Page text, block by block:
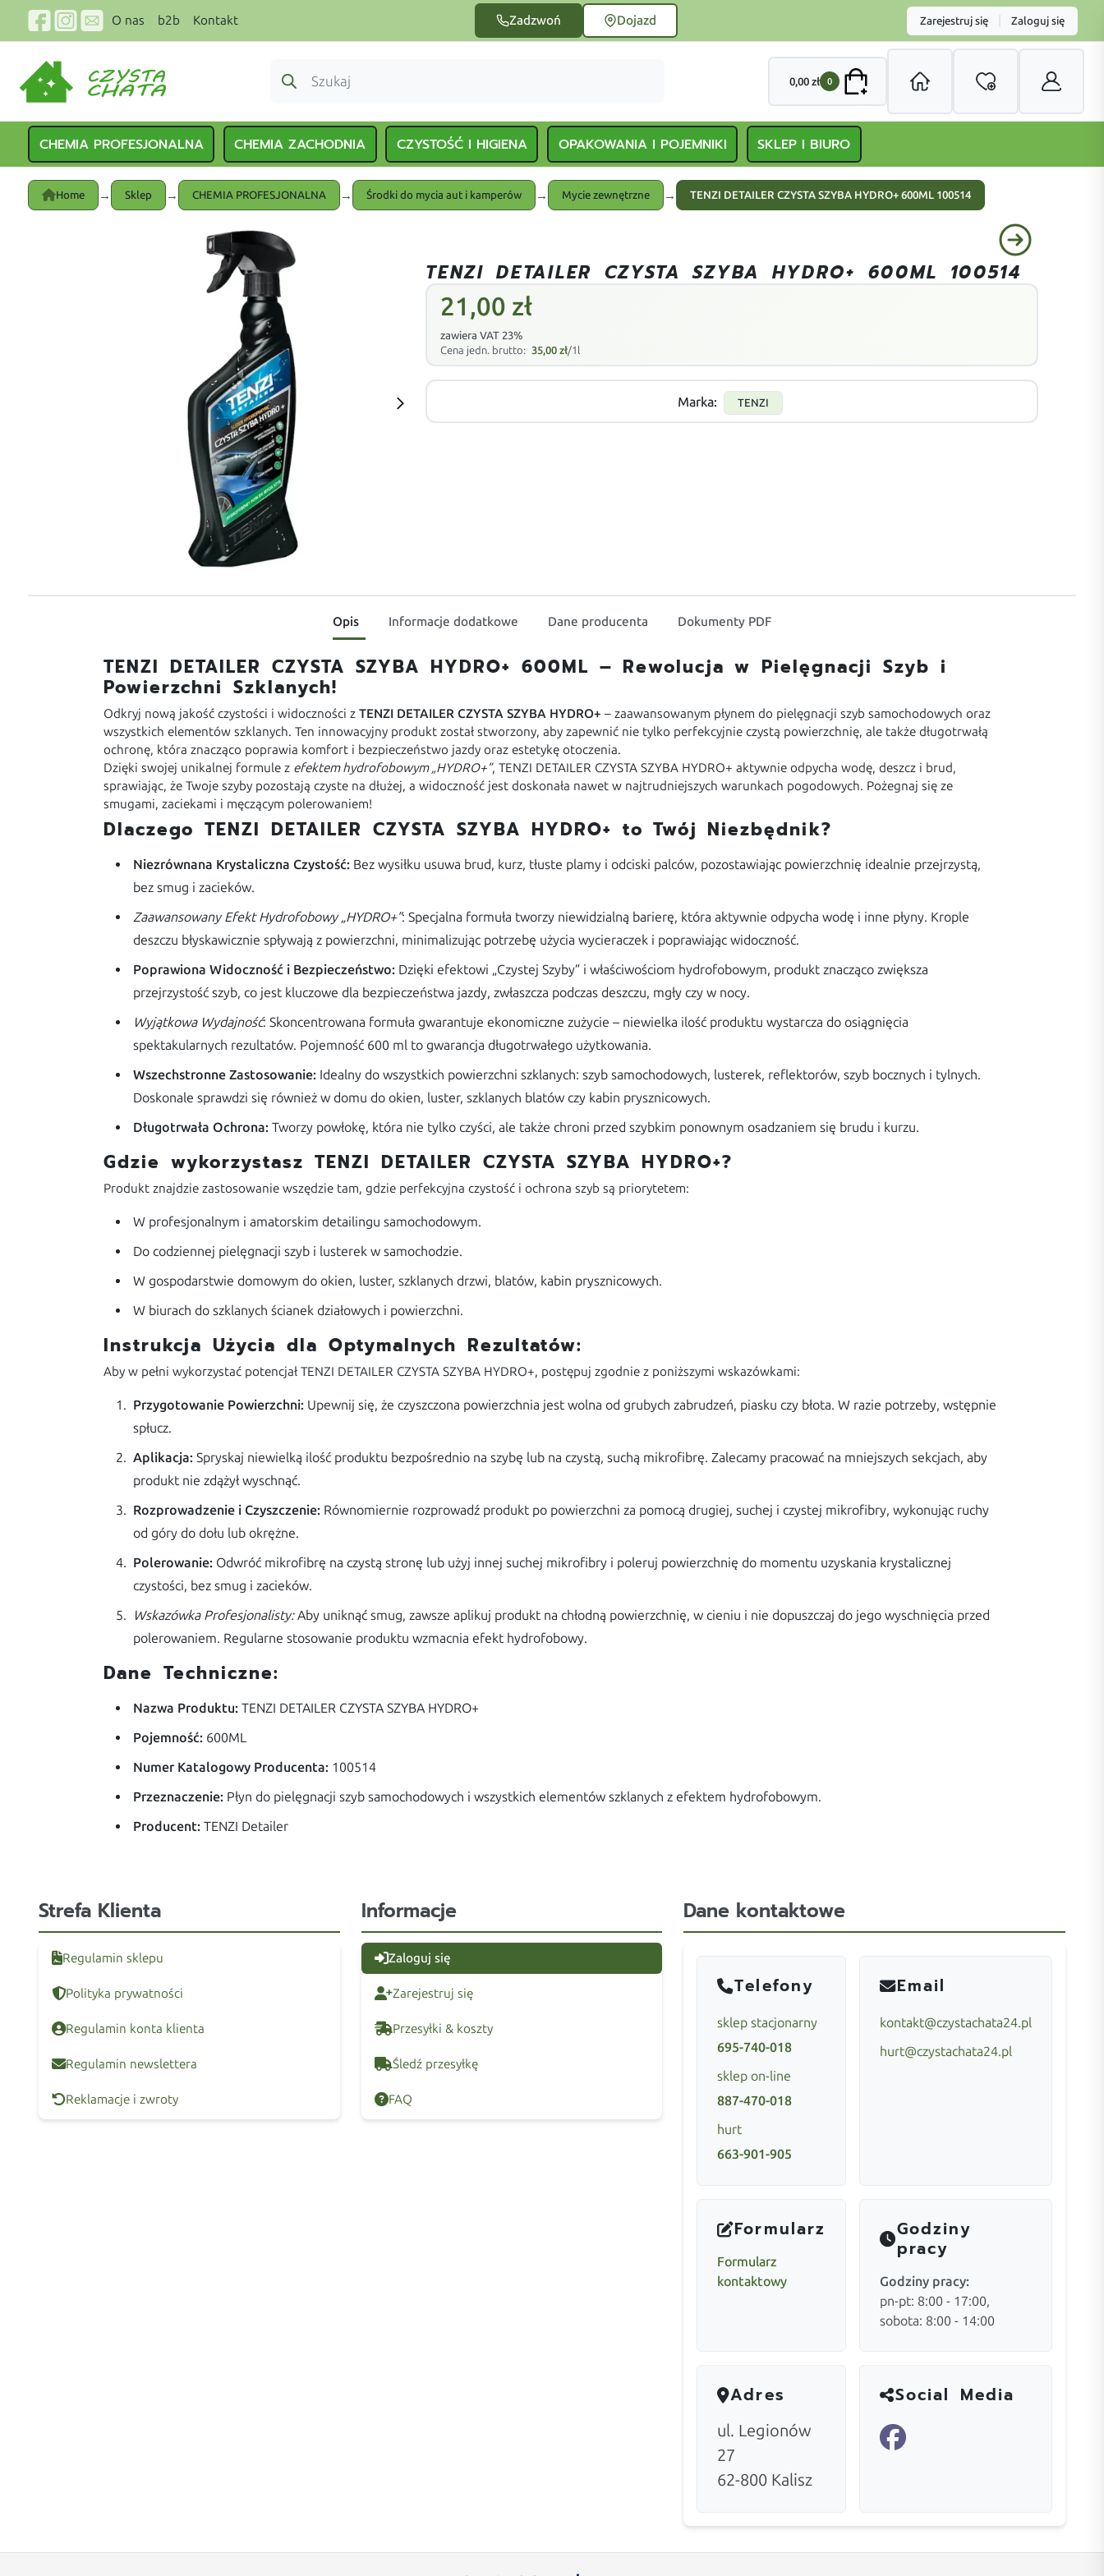
O nas b2b Kontakt Zadzwoń Dojazd Zarejestruj się Zaloguj się
0,00 zł 0
CHEMIA PROFESJONALNA CHEMIA ZACHODNIA CZYSTOŚĆ I HIGIENA OPAKOWANIA I POJEMNIKI SKLEP I BIURO
Home → Sklep → CHEMIA PROFESJONALNA → Środki do mycia aut i kamperów → Mycie zewnętrzne → TENZI DETAILER CZYSTA SZYBA HYDRO+ 600ML 100514
TENZI DETAILER CZYSTA SZYBA HYDRO+ 600ML 100514
21,00 zł
zawiera VAT 23%
Cena jedn. brutto: 35,00zł/1l
Marka: TENZI
Opis Informacje dodatkowe Dane producenta Dokumenty PDF
TENZI DETAILER CZYSTA SZYBA HYDRO+ 600ML – Rewolucja w Pielęgnacji Szyb i
Powierzchni Szklanych!
Odkryj nową jakość czystości i widoczności zTENZI DETAILER CZYSTA SZYBA HYDRO+ – zaawansowanym płynem do pielęgnacji szyb samochodowych oraz
wszystkich elementów szklanych. Ten innowacyjny produkt został stworzony, aby zapewnić nie tylko perfekcyjnie czystą powierzchnię, ale także długotrwałą
ochronę, która znacząco poprawia komfort i bezpieczeństwo jazdy oraz estetykę otoczenia.
Dzięki swojej unikalnej formule z efektem hydrofobowym „HYDRO+”, TENZI DETAILER CZYSTA SZYBA HYDRO+ aktywnie odpycha wodę, deszcz i brud,
sprawiając, że Twoje szyby pozostają czyste na dłużej, a widoczność jest doskonała nawet w najtrudniejszych warunkach pogodowych. Pożegnaj się ze
smugami, zaciekami i męczącym polerowaniem!
Dlaczego TENZI DETAILER CZYSTA SZYBA HYDRO+ to Twój Niezbędnik?
Niezrównana Krystaliczna Czystość: Bez wysiłku usuwa brud, kurz, tłuste plamy i odciski palców, pozostawiając powierzchnię idealnie przejrzystą,
bez smug i zacieków.
Zaawansowany Efekt Hydrofobowy „HYDRO+”: Specjalna formuła tworzy niewidzialną barierę, która aktywnie odpycha wodę i inne płyny. Krople
deszczu błyskawicznie spływają z powierzchni, minimalizując potrzebę użycia wycieraczek i poprawiając widoczność.
Poprawiona Widoczność i Bezpieczeństwo: Dzięki efektowi „Czystej Szyby” i właściwościom hydrofobowym, produkt znacząco zwiększa
przejrzystość szyb, co jest kluczowe dla bezpieczeństwa jazdy, zwłaszcza podczas deszczu, mgły czy w nocy.
Wyjątkowa Wydajność: Skoncentrowana formuła gwarantuje ekonomiczne zużycie – niewielka ilość produktu wystarcza do osiągnięcia
spektakularnych rezultatów. Pojemność 600 ml to gwarancja długotrwałego użytkowania.
Wszechstronne Zastosowanie: Idealny do wszystkich powierzchni szklanych: szyb samochodowych, lusterek, reflektorów, szyb bocznych i tylnych.
Doskonale sprawdzi się również w domu do okien, luster, szklanych blatów czy kabin prysznicowych.
Długotrwała Ochrona: Tworzy powłokę, która nie tylko czyści, ale także chroni przed szybkim ponownym osadzaniem się brudu i kurzu.
Gdzie wykorzystasz TENZI DETAILER CZYSTA SZYBA HYDRO+?
Produkt znajdzie zastosowanie wszędzie tam, gdzie perfekcyjna czystość i ochrona szyb są priorytetem:
W profesjonalnym i amatorskim detailingu samochodowym.
Do codziennej pielęgnacji szyb i lusterek w samochodzie.
W gospodarstwie domowym do okien, luster, szklanych drzwi, blatów, kabin prysznicowych.
W biurach do szklanych ścianek działowych i powierzchni.
Instrukcja Użycia dla Optymalnych Rezultatów:
Aby w pełni wykorzystać potencjał TENZI DETAILER CZYSTA SZYBA HYDRO+, postępuj zgodnie z poniższymi wskazówkami:
Przygotowanie Powierzchni: Upewnij się, że czyszczona powierzchnia jest wolna od grubych zabrudzeń, piasku czy błota. W razie potrzeby, wstępnie
spłucz.
Aplikacja: Spryskaj niewielką ilość produktu bezpośrednio na szybę lub na czystą, suchą mikrofibrę. Zalecamy pracować na mniejszych sekcjach, aby
produkt nie zdążył wyschnąć.
Rozprowadzenie i Czyszczenie: Równomiernie rozprowadź produkt po powierzchni za pomocą drugiej, suchej i czystej mikrofibry, wykonując ruchy
od góry do dołu lub okrężne.
Polerowanie: Odwróć mikrofibrę na czystą stronę lub użyj innej suchej mikrofibry i poleruj powierzchnię do momentu uzyskania krystalicznej
czystości, bez smug i zacieków.
Wskazówka Profesjonalisty:Aby uniknąć smug, zawsze aplikuj produkt na chłodną powierzchnię, w cieniu i nie dopuszczaj do jego wyschnięcia przed
polerowaniem. Regularne stosowanie produktu wzmacnia efekt hydrofobowy.
Dane Techniczne:
Nazwa Produktu: TENZI DETAILER CZYSTA SZYBA HYDRO+
Pojemność: 600ML
Numer Katalogowy Producenta: 100514
Przeznaczenie: Płyn do pielęgnacji szyb samochodowych i wszystkich elementów szklanych z efektem hydrofobowym.
Producent: TENZI Detailer
Strefa Klienta
Regulamin sklepu
Polityka prywatności
Regulamin konta klienta
Regulamin newslettera
Reklamacje i zwroty
Informacje
Zaloguj się
Zarejestruj się
Przesyłki & koszty
Śledź przesyłkę
FAQ
Dane kontaktowe
Telefony
sklep stacjonarny
695-740-018
sklep on-line
887-470-018
hurt
663-901-905
Email
kontakt@czystachata24.pl
hurt@czystachata24.pl
Formularz
Formularz
kontaktowy
Godziny
pracy
Godziny pracy:
pn-pt: 8:00 - 17:00,
sobota: 8:00 - 14:00
Adres
ul. Legionów
27
62-800 Kalisz
Social Media